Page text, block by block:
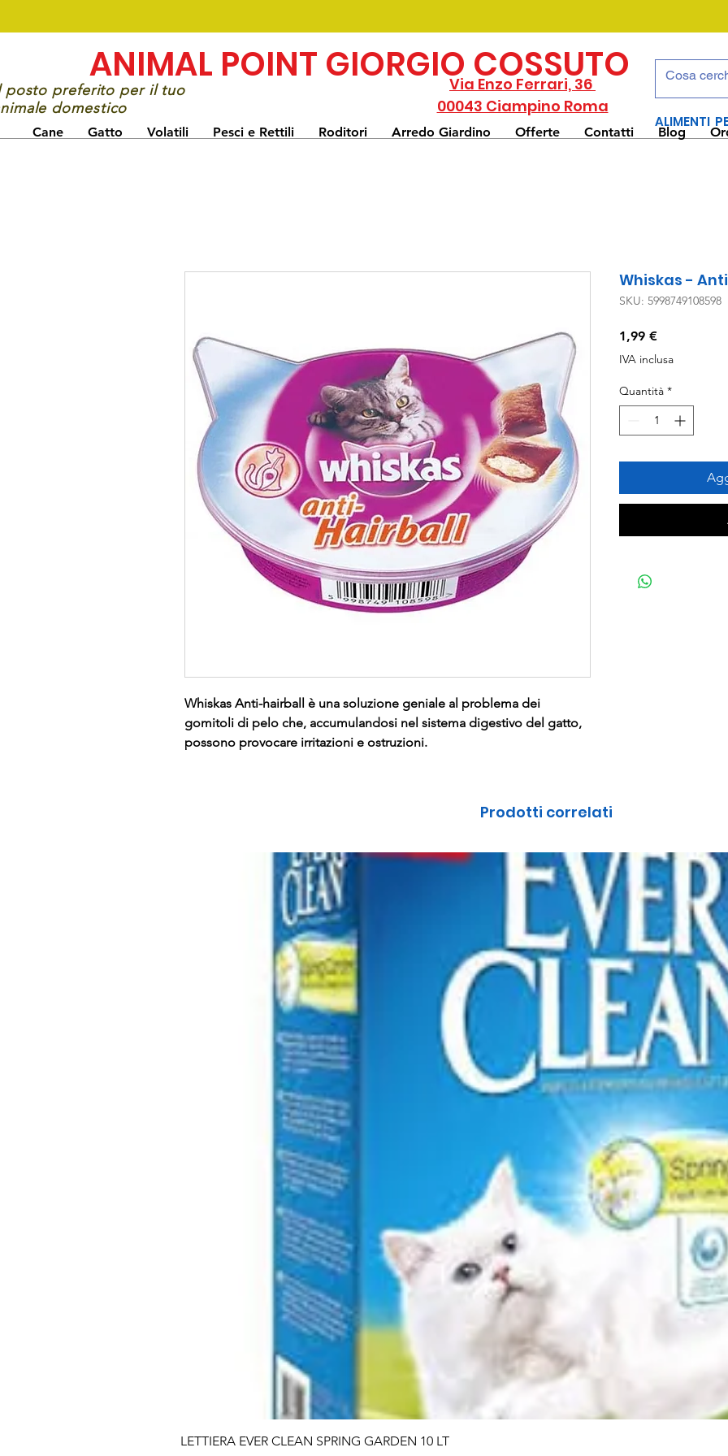
Cane Gatto Volatili Pesci e Rettili Roditori Arredo Giardino Offerte Contatti Blog
ANIMAL POINT GIORGIO COSSUTO
posto preferito per il tuo
domestico
Via Enzo Ferrari, 36
00043 Ciampino Roma
ALIMENTI
Whiskas Anti-hairball è una soluzione geniale al problema dei
gomitoli di pelo che, accumulandosi nel sistema digestivo del gatto,
possono provocare irritazioni e ostruzioni.
Whiskas -
SKU: 5998749108598
1,99 €Prezzo
IVA inclusa
Quantità *
Prodotti correlati
LETTIERA EVER CLEAN SPRING GARDEN 10 LT